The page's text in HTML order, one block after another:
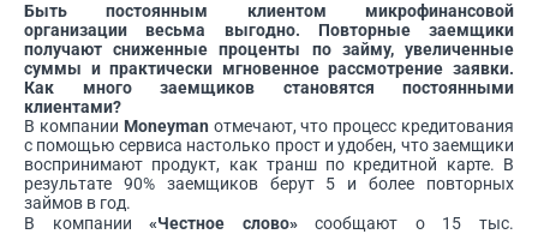
Быть постоянным клиентом микрофинансовой
организации весьма выгодно. Повторные заемщики
получают сниженные проценты по займу, увеличенные
суммы и практически мгновенное рассмотрение заявки.
Как много заемщиков становятся постоянными
клиентами?
В компании Moneyman отмечают, что процесс кредитования
с помощью сервиса настолько прост и удобен, что заемщики
воспринимают продукт, как транш по кредитной карте. В
результате 90% заемщиков берут 5 и более повторных
займов в год.
В компании«Честное слово»сообщают о 15 тыс.